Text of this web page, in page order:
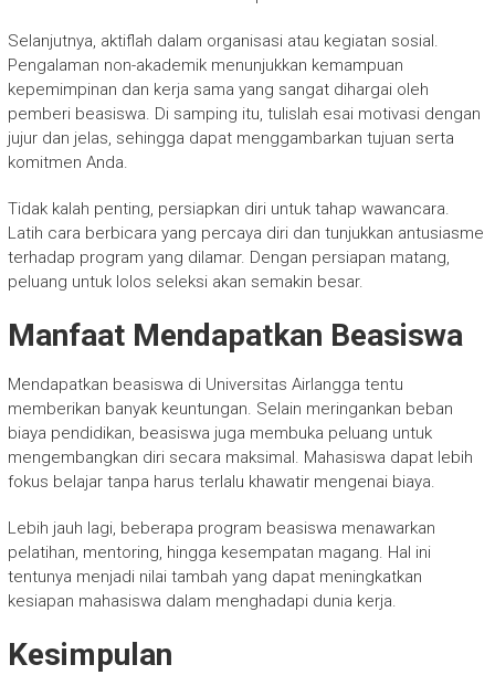
Selanjutnya, aktiflah dalam organisasi atau kegiatan sosial.
Pengalaman non-akademik menunjukkan kemampuan
kepemimpinan dan kerja sama yang sangat dihargai oleh
pemberi beasiswa. Di samping itu, tulislah esai motivasi dengan
jujur dan jelas, sehingga dapat menggambarkan tujuan serta
komitmen Anda.
Tidak kalah penting, persiapkan diri untuk tahap wawancara.
Latih cara berbicara yang percaya diri dan tunjukkan antusiasme
terhadap program yang dilamar. Dengan persiapan matang,
peluang untuk lolos seleksi akan semakin besar.
Manfaat Mendapatkan Beasiswa
Mendapatkan beasiswa di Universitas Airlangga tentu
memberikan banyak keuntungan. Selain meringankan beban
biaya pendidikan, beasiswa juga membuka peluang untuk
mengembangkan diri secara maksimal. Mahasiswa dapat lebih
fokus belajar tanpa harus terlalu khawatir mengenai biaya.
Lebih jauh lagi, beberapa program beasiswa menawarkan
pelatihan, mentoring, hingga kesempatan magang. Hal ini
tentunya menjadi nilai tambah yang dapat meningkatkan
kesiapan mahasiswa dalam menghadapi dunia kerja.
Kesimpulan